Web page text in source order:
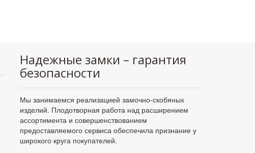
Надежные замки – гарантия
безопасности
Мы занимаемся реализацией замочно-скобяных
изделий. Плодотворная работа над расширением
ассортимента и совершенствованием
предоставляемого сервиса обеспечила признание у
широкого круга покупателей.